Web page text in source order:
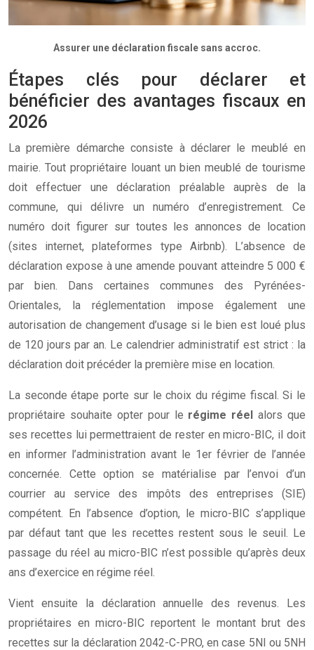
Assurer une déclaration fiscale sans accroc.
Étapes clés pour déclarer et
bénéficier des avantages fiscaux en
2026
La première démarche consiste à déclarer le meublé en
mairie. Tout propriétaire louant un bien meublé de tourisme
doit effectuer une déclaration préalable auprès de la
commune, qui délivre un numéro d’enregistrement. Ce
numéro doit figurer sur toutes les annonces de location
(sites internet, plateformes type Airbnb). L’absence de
déclaration expose à une amende pouvant atteindre 5 000 €
par bien. Dans certaines communes des Pyrénées-
Orientales, la réglementation impose également une
autorisation de changement d’usage si le bien est loué plus
de 120 jours par an. Le calendrier administratif est strict : la
déclaration doit précéder la première mise en location.
La seconde étape porte sur le choix du régime fiscal. Si le
propriétaire souhaite opter pour le régime réel alors que
ses recettes lui permettraient de rester en micro-BIC, il doit
en informer l’administration avant le 1er février de l’année
concernée. Cette option se matérialise par l’envoi d’un
courrier au service des impôts des entreprises (SIE)
compétent. En l’absence d’option, le micro-BIC s’applique
par défaut tant que les recettes restent sous le seuil. Le
passage du réel au micro-BIC n’est possible qu’après deux
ans d’exercice en régime réel.
Vient ensuite la déclaration annuelle des revenus. Les
propriétaires en micro-BIC reportent le montant brut des
recettes sur la déclaration 2042-C-PRO, en case 5NI ou 5NH